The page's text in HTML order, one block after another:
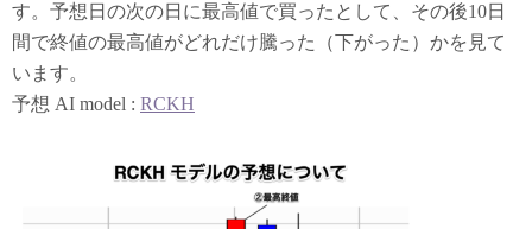
す。予想日の次の日に最高値で買ったとして、その後10日
間で終値の最高値がどれだけ騰った（下がった）かを見て
います。
予想 AI model : RCKH